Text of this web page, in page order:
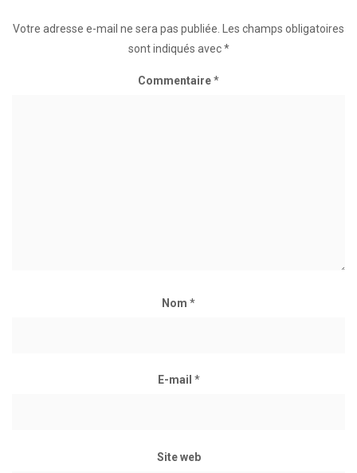
Votre adresse e-mail ne sera pas publiée.
Les champs obligatoires
sont indiqués avec*
Commentaire*
Nom *
E-mail *
Site web